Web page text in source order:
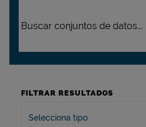
FILTRAR RESULTADOS
Selecciona tipo